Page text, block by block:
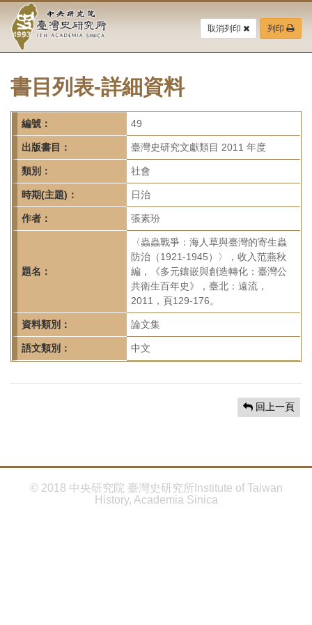
要
中
央
研
究
院-
臺
灣
史
研
究
首
頁
取消列印 列印
書目列表-詳細資料
編號： 49
出版書目： 臺灣史研究文獻類目 2011 年度
類別： 社會
時期(主題)： 日治
作者： 張素玢
題名：
〈蟲蟲戰爭：海人草與臺灣的寄生蟲
防治（1921-1945）〉，收入范燕秋
編，《多元鑲嵌與創造轉化：臺灣公
共衛生百年史》，臺北：遠流，
2011，頁129-176。
資料類別： 論文集
語文類別： 中文
回上一頁
© 2018 中央研究院 臺灣史研究所Institute of Taiwan
History, Academia Sinica